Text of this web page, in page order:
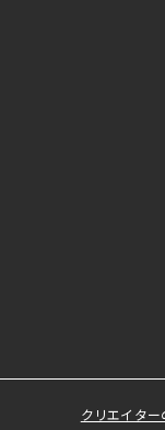
クリエイタ